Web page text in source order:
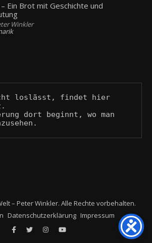
– Ein Brot mit Geschichte und
Winkler
loslässt, findet hier
dort beginnt, wo man
– Peter Winkler. Alle Rechte vorbehalten.
Datenschutzerklärung Impressum